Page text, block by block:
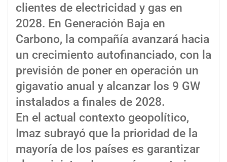
clientes de electricidad y gas en
2028. En Generación Baja en
Carbono, la compañía avanzará hacia
un crecimiento autofinanciado, con la
previsión de poner en operación un
gigavatio anual y alcanzar los 9 GW
instalados a finales de 2028.
En el actual contexto geopolítico,
Imaz subrayó que la prioridad de la
mayoría de los países es garantizar